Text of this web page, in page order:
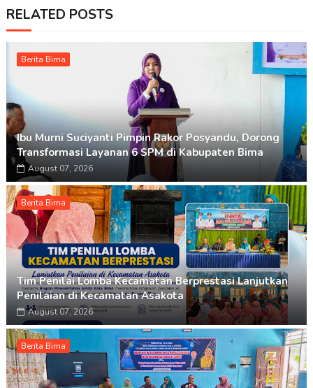
RELATED POSTS
Berita Bima
Ibu Murni Suciyanti Pimpin Rakor Posyandu, Dorong
Transformasi Layanan 6 SPM di Kabupaten Bima
August 07, 2026
Berita Bima
Tim Penilai Lomba Kecamatan Berprestasi Lanjutkan
Penilaian di Kecamatan Asakota
August 07, 2026
Berita Bima